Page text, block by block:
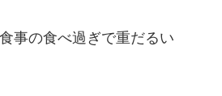
事の食べ過ぎで重だるい